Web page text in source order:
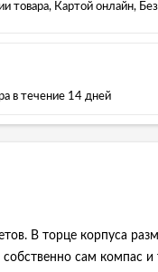
товара, Картой онлайн,
в течение 14 дней
В торце корпуса
сам компас